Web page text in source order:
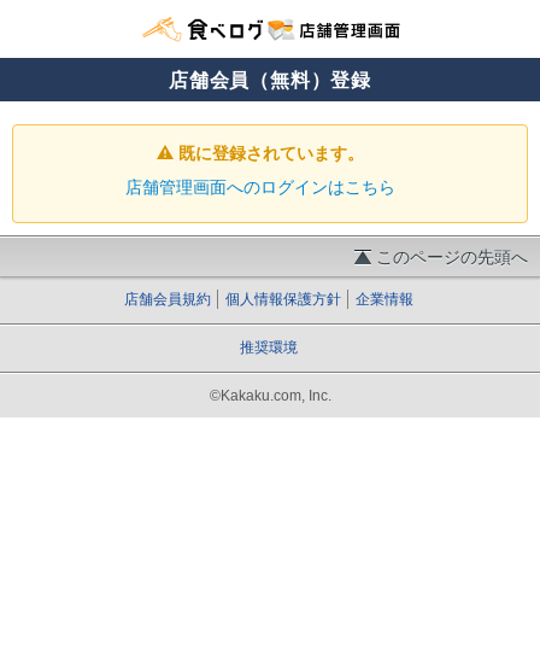
店舗会員（無料）登録
既に登録されています。
店舗管理画面へのログインはこちら
このページの先頭へ
店舗会員規約 個人情報保護方針 企業情報
推奨環境
©Kakaku.com, Inc.